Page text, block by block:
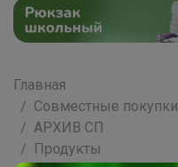
Главная
Совместные покупки
АРХИВ СП
Продукты